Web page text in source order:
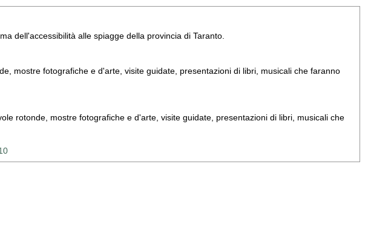
dell'accessibilità alle spiagge della provincia di Taranto.
mostre fotografiche e d'arte, visite guidate, presentazioni di libri, musicali che faranno
rotonde, mostre fotografiche e d'arte, visite guidate, presentazioni di libri, musicali che